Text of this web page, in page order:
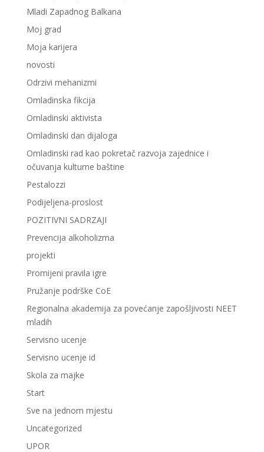
Mladi Zapadnog Balkana
Moj grad
Moja karijera
novosti
Odrzivi mehanizmi
Omladinska fikcija
Omladinski aktivista
Omladinski dan dijaloga
Omladinski rad kao pokretač razvoja zajednice i
očuvanja kulturne baštine
Pestalozzi
Podijeljena-proslost
POZITIVNI SADRZAJI
Prevencija alkoholizma
projekti
Promijeni pravila igre
Pružanje podrške CoE
Regionalna akademija za povećanje zapošljivosti NEET
mladih
Servisno ucenje
Servisno ucenje id
Skola za majke
Start
Sve na jednom mjestu
Uncategorized
UPOR